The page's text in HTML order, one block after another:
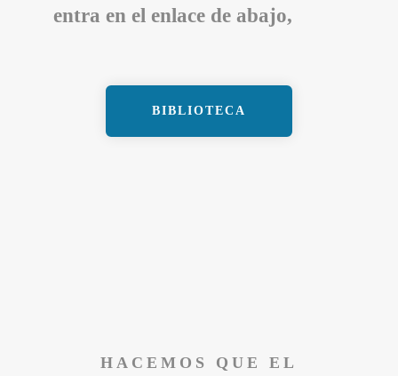
entra en el enlace de abajo,
BIBLIOTECA
HACEMOS QUE EL